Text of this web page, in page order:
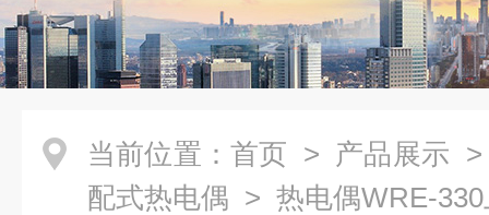
当前位置： 首页 > 产品展示
配式热电偶 > 热电偶WRE-